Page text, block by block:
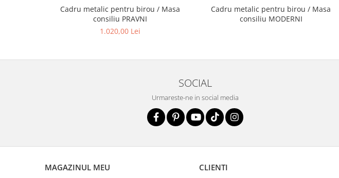
Cadru metalic pentru birou / Masa
consiliu PRAVNI
1.020,00 Lei
Cadru metalic pentru birou / Masa
consiliu MODERNI
SOCIAL
Urmareste-ne in social media
MAGAZINUL MEU CLIENTI